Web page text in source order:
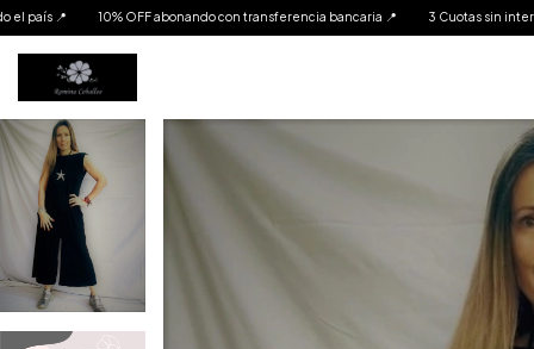
transferencia bancaria 📍 3 Cuotas sin interés 📍 Envíos a todo el país 📍